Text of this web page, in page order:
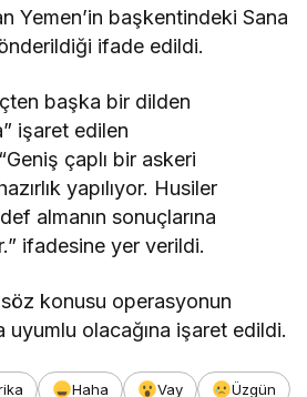
Yemen’in başkentindeki Sana
ifade edildi.
başka bir dilden
işaret edilen
çaplı bir askeri
yapılıyor. Husiler
almanın sonuçlarına
ifadesine yer verildi.
söz konusu operasyonun
uyumlu olacağına işaret edildi.
Haha Vay
Üzgün